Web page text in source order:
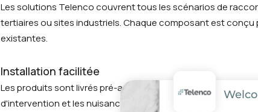
Les solutions Telenco couvrent tous les scénarios de
tertiaires ou sites industriels. Chaque composant est
existantes.
Installation facilitée
Les produits sont livrés pré-assemblés, avec des interfaces
d'intervention et les nuisances pour les usagers finaux.